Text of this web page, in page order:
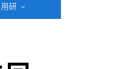
用研